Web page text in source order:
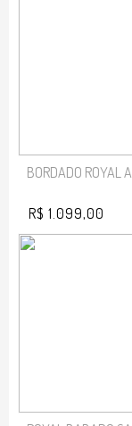
BORDADO ROYAL
R$ 1.099,00